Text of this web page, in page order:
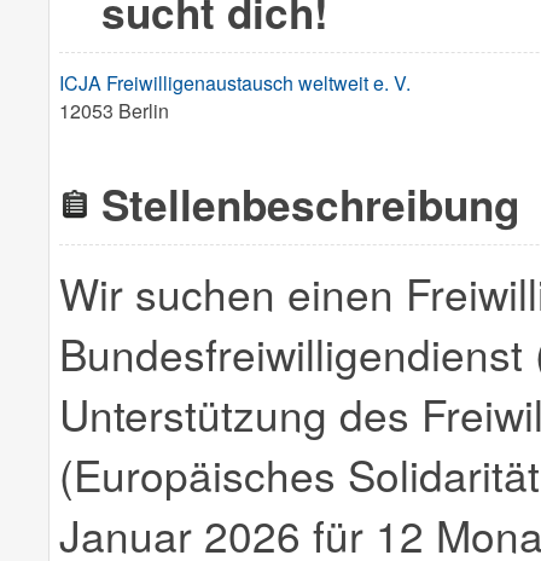
ICJA Freiwilligenaustausch weltweit e. V.
12053 Berlin
Stellenbeschreibung
Wir suchen einen
Unterstützung des
(Europäisches
Januar 2026 für 12